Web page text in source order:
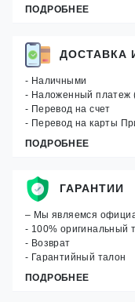
ПОДРОБНЕЕ
ДОСТАВКА
- Наличными
- Наложенный платеж
- Перевод на счет
- Перевод на карты
ПОДРОБНЕЕ
ГАРАНТИИ
– Мы являемся
- 100% оригинальный
- Возврат
- Гарантийный талон
ПОДРОБНЕЕ